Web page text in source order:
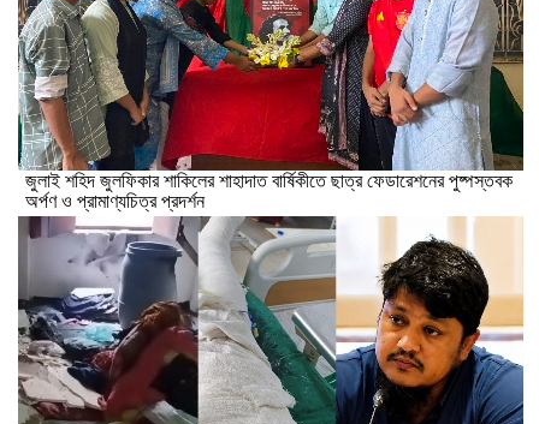
​জুলাই শহিদ জুলফিকার শাকিলের শাহাদাত বার্ষিকীতে ছাত্র ফেডারেশনের পুষ্পস্তবক
অর্পণ ও প্রামাণ্যচিত্র প্রদর্শন